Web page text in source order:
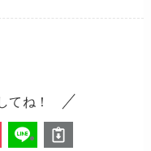
てね！